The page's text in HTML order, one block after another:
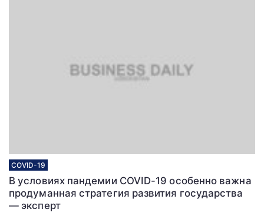
COVID-19
В условиях пандемии COVID-19 особенно важна
продуманная стратегия развития государства
― эксперт